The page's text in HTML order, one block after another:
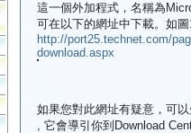
這一個外加程式，名稱為
可在以下的網址中下載。如
http://port25.technet.com/
download.aspx
如果您對此網址有疑意，可
, 它會導引你到Download